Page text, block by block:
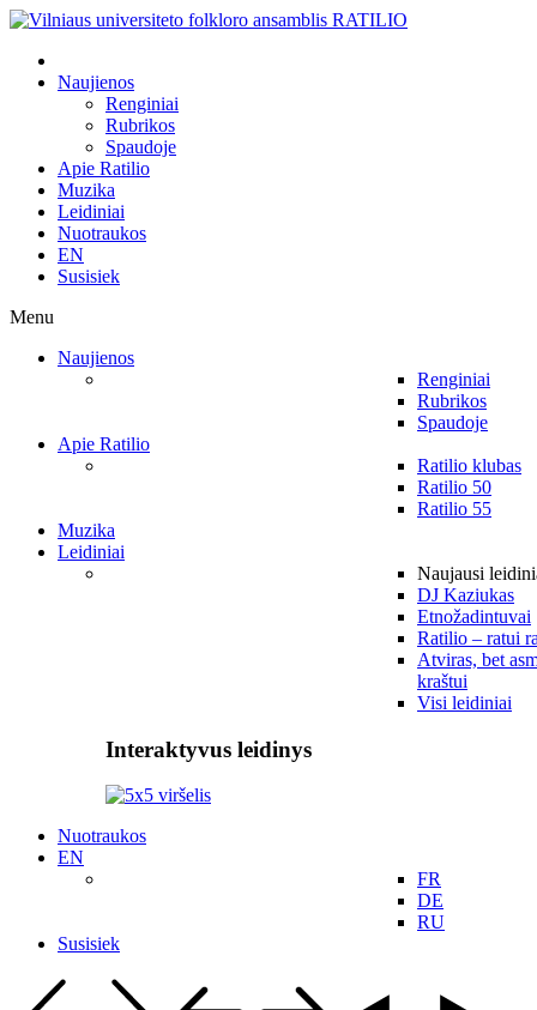
Naujienos
Renginiai
Rubrikos
Spaudoje
Apie Ratilio
Muzika
Leidiniai
Nuotraukos
EN
Susisiek
Menu
Naujienos
Renginiai
Rubrikos
Spaudoje
Apie Ratilio
Ratilio klubas
Ratilio 50
Ratilio 55
Muzika
Leidiniai
Naujausi
DJ Kaziukas
Etnožadintuvai
Ratilio – ratui
Atviras, bet
kraštui
Visi leidiniai
Interaktyvus leidinys
Nuotraukos
EN
FR
DE
RU
Susisiek